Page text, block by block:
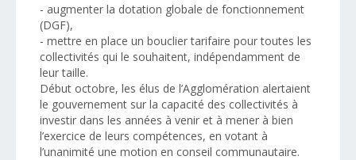
- augmenter la dotation globale de fonctionnement
(DGF),
- mettre en place un bouclier tarifaire pour toutes les
collectivités qui le souhaitent, indépendamment de
leur taille.
Début octobre, les élus de l’Agglomération alertaient
le gouvernement sur la capacité des collectivités à
investir dans les années à venir et à mener à bien
l’exercice de leurs compétences, en votant à
l’unanimité une motion en conseil communautaire.